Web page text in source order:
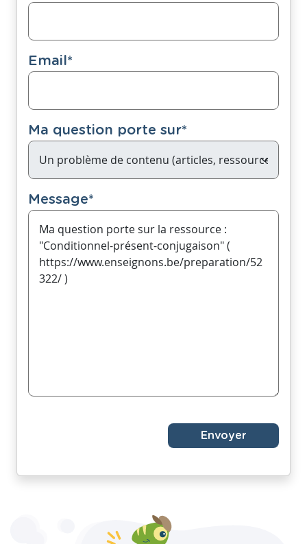
Email*
Ma question porte sur*
Message*
Envoyer